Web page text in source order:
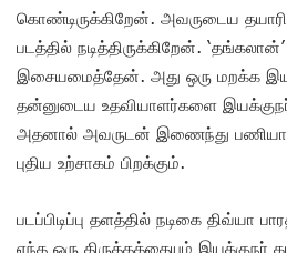
கொண்டிருக்கிறேன். அவருடைய
படத்தில் நடித்திருக்கிறேன்.
இசையமைத்தேன். அது ஒரு மறக்க
தன்னுடைய உதவியாளர்களை
அதனால் அவருடன் இணைந்து
புதிய உற்சாகம் பிறக்கும்.
படப்பிடிப்பு தளத்தில் நடிகை திவ்யா
எந்த ஒரு திருத்தத்தையும் இயக்குநர்